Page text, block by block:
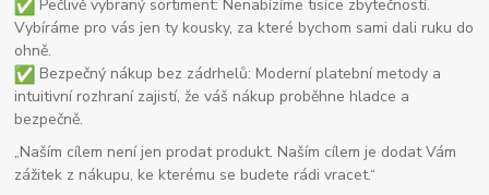
Pečlivě vybraný sortiment: Nenabízíme tisíce zbytečností.
Vybíráme pro vás jen ty kousky, za které bychom sami dali ruku do
ohně.
Bezpečný nákup bez zádrhelů: Moderní platební metody a
intuitivní rozhraní zajistí, že váš nákup proběhne hladce a
bezpečně.
„Naším cílem není jen prodat produkt. Naším cílem je dodat Vám
zážitek z nákupu, ke kterému se budete rádi vracet.“